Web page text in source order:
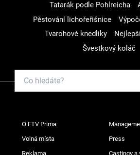
Tatarák podle Pohlreicha
Pěstování lichořeřišnice
Tvarohové knedlíky
Švestkový koláč
O FTV Prima
Volná místa Press
Reklama Castingy a